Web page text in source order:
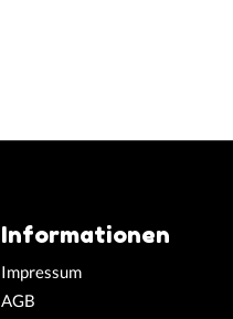
Informationen
Impressum
AGB